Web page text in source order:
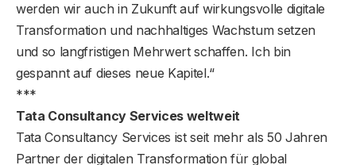
werden wir auch in Zukunft auf wirkungsvolle digitale
Transformation und nachhaltiges Wachstum setzen
und so langfristigen Mehrwert schaffen. Ich bin
gespannt auf dieses neue Kapitel.“
***
Tata Consultancy Services weltweit
Tata Consultancy Services ist seit mehr als 50 Jahren
Partner der digitalen Transformation für global